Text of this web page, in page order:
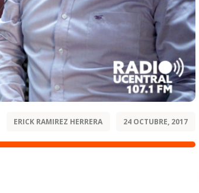
ERICK RAMIREZ HERRERA 24 OCTUBRE, 2017